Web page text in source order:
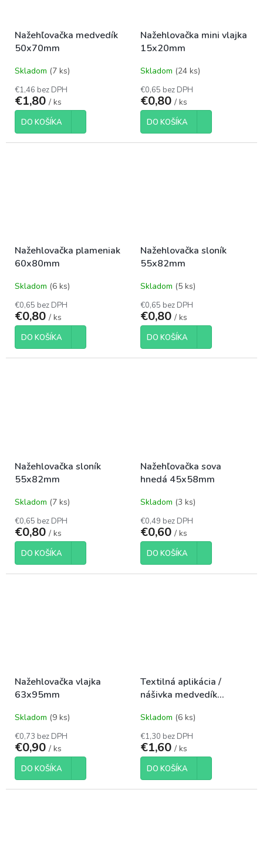
Nažehľovačka medvedík
50x70mm
Skladom (7 ks)
€1,46 bez DPH
€1,80 / ks
DO KOŠÍKA
Nažehlovačka mini vlajka
15x20mm
Skladom (24 ks)
€0,65 bez DPH
€0,80 / ks
DO KOŠÍKA
Nažehlovačka plameniak
60x80mm
Skladom (6 ks)
€0,65 bez DPH
€0,80 / ks
DO KOŠÍKA
Nažehlovačka sloník
55x82mm
Skladom (5 ks)
€0,65 bez DPH
€0,80 / ks
DO KOŠÍKA
Nažehlovačka sloník
55x82mm
Skladom (7 ks)
€0,65 bez DPH
€0,80 / ks
DO KOŠÍKA
Nažehľovačka sova
hnedá 45x58mm
Skladom (3 ks)
€0,49 bez DPH
€0,60 / ks
DO KOŠÍKA
Nažehlovačka vlajka
63x95mm
Skladom (9 ks)
€0,73 bez DPH
€0,90 / ks
DO KOŠÍKA
Textilná aplikácia /
nášivka medvedík
Skladom (6 ks)
€1,30 bez DPH
€1,60 / ks
DO KOŠÍKA